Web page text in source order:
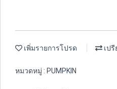
เพิ่มรายการโปรด เป
หมวดหมู่ : PUMPKIN